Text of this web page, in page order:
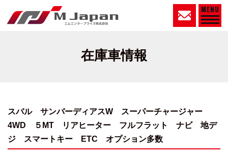
MENU
在庫車情報
スバル サンバーディアスW スーパーチャージャー
4WD ５MT
リアヒーター フルフラット ナビ 地デ
ジ スマートキー ETC オプション多数